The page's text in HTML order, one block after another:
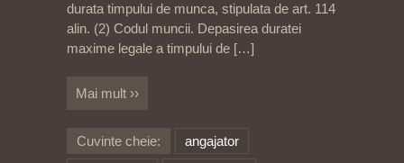
durata timpului de munca, stipulata de art. 114
alin. (2) Codul muncii. Depasirea duratei
maxime legale a timpului de […]
Mai mult ››
Cuvinte cheie:
angajator